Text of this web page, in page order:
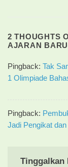
2 THOUGHTS
AJARAN BARU
Pingback: Tak
1 Olimpiade
Pingback:
Jadi Pengikat dan
Tinggalkan